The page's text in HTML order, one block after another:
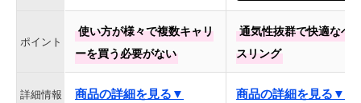
ポイント
使い方が様々で複数キャリ
ーを買う必要がない
通気性抜群で快適なベ
スリング
詳細情報 商品の詳細を見る▼ 商品の詳細を見る▼